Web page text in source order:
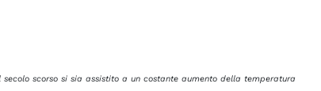
scorso si sia assistito a un costante aumento della temperatura